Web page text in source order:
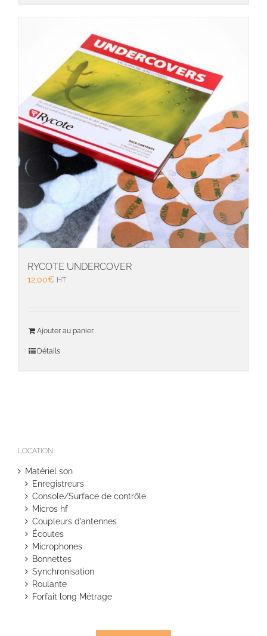
RYCOTE UNDERCOVER
12,00€ HT
Ajouter au panier
Détails
LOCATION
Matériel son
Enregistreurs
Console/Surface de contrôle
Micros hf
Coupleurs d’antennes
Écoutes
Microphones
Bonnettes
Synchronisation
Roulante
Forfait long Métrage